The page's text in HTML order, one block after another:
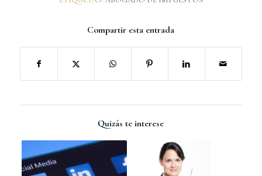
Compartir esta entrada
Quizás te interese